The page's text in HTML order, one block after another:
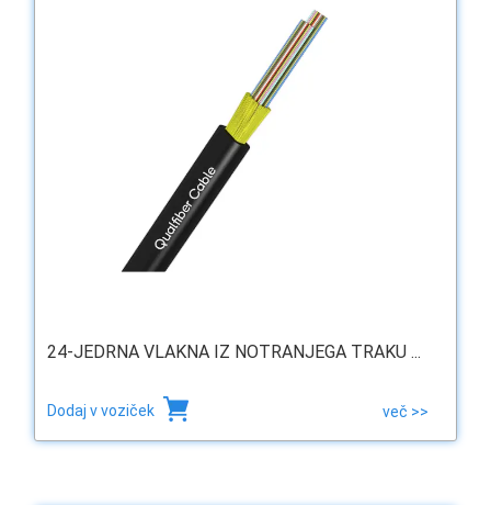
24-JEDRNA VLAKNA IZ NOTRANJEGA TRAKU ...
Dodaj v voziček več >>